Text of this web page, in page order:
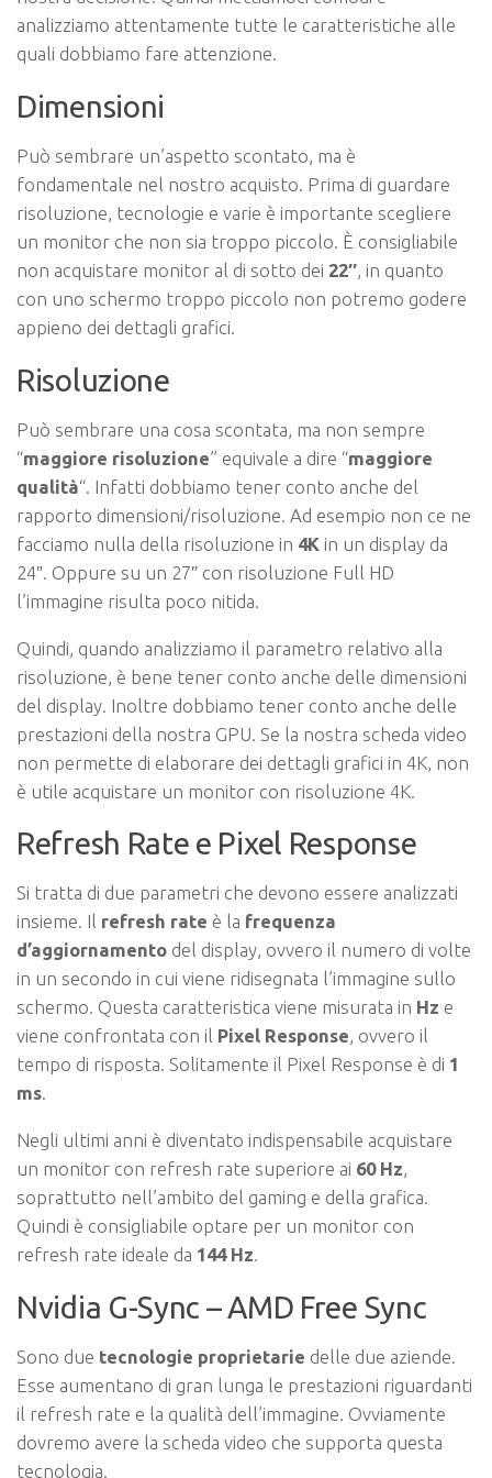
analizziamo attentamente tutte le caratteristiche alle
quali dobbiamo fare attenzione.
Dimensioni
Può sembrare un’aspetto scontato, ma è
fondamentale nel nostro acquisto. Prima di guardare
risoluzione, tecnologie e varie è importante scegliere
un monitor che non sia troppo piccolo. È consigliabile
non acquistare monitor al di sotto dei 22″, in quanto
con uno schermo troppo piccolo non potremo godere
appieno dei dettagli grafici.
Risoluzione
Può sembrare una cosa scontata, ma non sempre
“maggiore risoluzione” equivale a dire “maggiore
qualità“. Infatti dobbiamo tener conto anche del
rapporto dimensioni/risoluzione. Ad esempio non ce ne
facciamo nulla della risoluzione in 4K in un display da
24″. Oppure su un 27″ con risoluzione Full HD
l’immagine risulta poco nitida.
Quindi, quando analizziamo il parametro relativo alla
risoluzione, è bene tener conto anche delle dimensioni
del display. Inoltre dobbiamo tener conto anche delle
prestazioni della nostra GPU. Se la nostra scheda video
non permette di elaborare dei dettagli grafici in 4K, non
è utile acquistare un monitor con risoluzione 4K.
Refresh Rate e Pixel Response
Si tratta di due parametri che devono essere analizzati
insieme. Il refresh rate è la frequenza
d’aggiornamento del display, ovvero il numero di volte
in un secondo in cui viene ridisegnata l’immagine sullo
schermo. Questa caratteristica viene misurata in Hz e
viene confrontata con il Pixel Response, ovvero il
tempo di risposta. Solitamente il Pixel Response è di 1
ms.
Negli ultimi anni è diventato indispensabile acquistare
un monitor con refresh rate superiore ai 60 Hz,
soprattutto nell’ambito del gaming e della grafica.
Quindi è consigliabile optare per un monitor con
refresh rate ideale da 144 Hz.
Nvidia G-Sync – AMD Free Sync
Sono due tecnologie proprietarie delle due aziende.
Esse aumentano di gran lunga le prestazioni riguardanti
il refresh rate e la qualità dell’immagine. Ovviamente
dovremo avere la scheda video che supporta questa
tecnologia.